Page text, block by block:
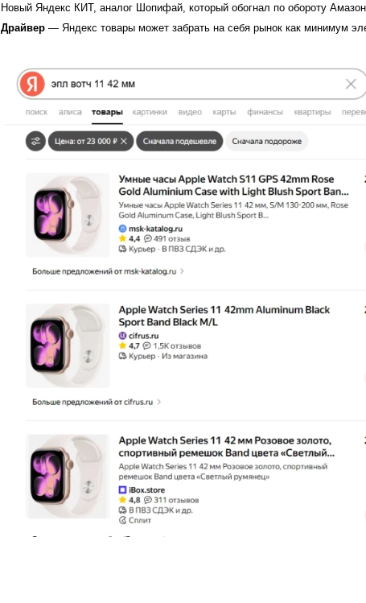
Новый Яндекс КИТ, аналог Шопифай, который обогнал по обороту
Драйвер — Яндекс товары может забрать на себя рынок как минимум